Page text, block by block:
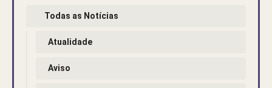
Todas as Notícias
Atualidade
Aviso